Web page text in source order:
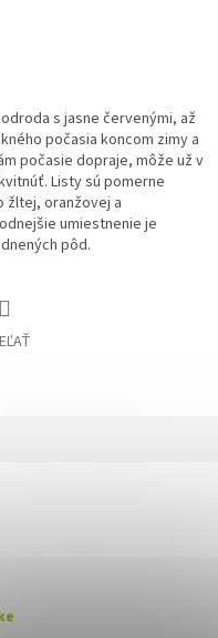
s jasne červenými, až
počasia koncom zimy a
počasie dopraje, môže už v
Listy sú pomerne
žltej, oranžovej a
umiestnenie je
pôd.